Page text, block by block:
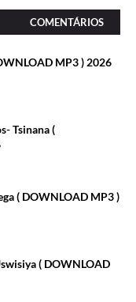
COMENTÁRIOS
MP3 ) 2026
Tsinana (
( DOWNLOAD MP3 )
( DOWNLOAD